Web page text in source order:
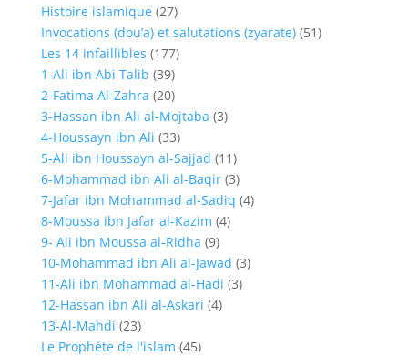
Histoire islamique (27)
Invocations (dou’a) et salutations (zyarate) (51)
Les 14 infaillibles (177)
1-Ali ibn Abi Talib (39)
2-Fatima Al-Zahra (20)
3-Hassan ibn Ali al-Mojtaba (3)
4-Houssayn ibn Ali (33)
5-Ali ibn Houssayn al-Sajjad (11)
6-Mohammad ibn Ali al-Baqir (3)
7-Jafar ibn Mohammad al-Sadiq (4)
8-Moussa ibn Jafar al-Kazim (4)
9- Ali ibn Moussa al-Ridha (9)
10-Mohammad ibn Ali al-Jawad (3)
11-Ali ibn Mohammad al-Hadi (3)
12-Hassan ibn Ali al-Askari (4)
13-Al-Mahdi (23)
Le Prophète de l'islam (45)